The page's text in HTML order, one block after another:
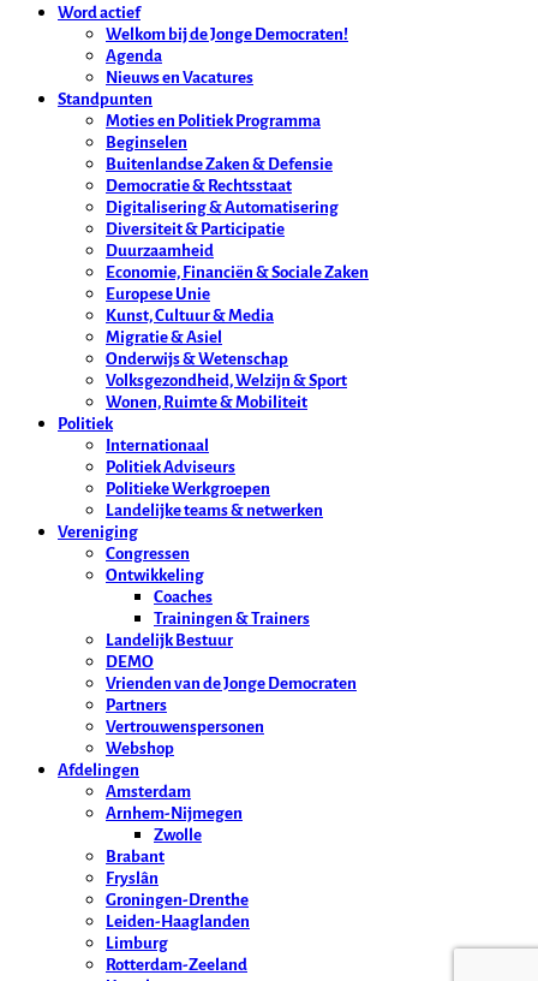
Word actief
Welkom bij de Jonge Democraten!
Agenda
Nieuws en Vacatures
Standpunten
Moties en Politiek Programma
Beginselen
Buitenlandse Zaken & Defensie
Democratie & Rechtsstaat
Digitalisering & Automatisering
Diversiteit & Participatie
Duurzaamheid
Economie, Financiën & Sociale Zaken
Europese Unie
Kunst, Cultuur & Media
Migratie & Asiel
Onderwijs & Wetenschap
Volksgezondheid, Welzijn & Sport
Wonen, Ruimte & Mobiliteit
Politiek
Internationaal
Politiek Adviseurs
Politieke Werkgroepen
Landelijke teams & netwerken
Vereniging
Congressen
Ontwikkeling
Coaches
Trainingen & Trainers
Landelijk Bestuur
DEMO
Vrienden van de Jonge Democraten
Partners
Vertrouwenspersonen
Webshop
Afdelingen
Amsterdam
Arnhem-Nijmegen
Zwolle
Brabant
Fryslân
Groningen-Drenthe
Leiden-Haaglanden
Limburg
Rotterdam-Zeeland